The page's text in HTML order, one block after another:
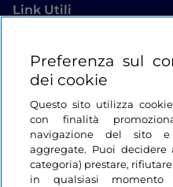
Link Utili
Login
Restiamo in contatto
Preferenza sul
dei cookie
Questo sito utilizza
con finalità
navigazione del sito
aggregate. Puoi
categoria) prestare,
in qualsiasi momento